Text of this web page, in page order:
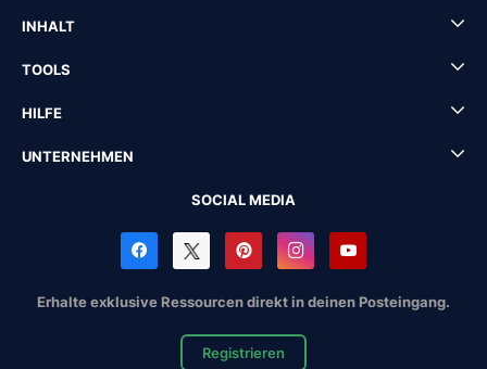
INHALT
TOOLS
HILFE
UNTERNEHMEN
SOCIAL MEDIA
Erhalte exklusive Ressourcen direkt in deinen Posteingang.
Registrieren